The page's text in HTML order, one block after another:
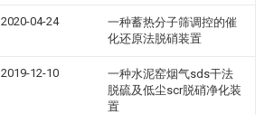
2020-04-24
一种蓄热分子筛调控的催
化还原法脱硝装置
2019-12-10
一种水泥窑烟气sds干法
脱硫及低尘scr脱硝净化装
置